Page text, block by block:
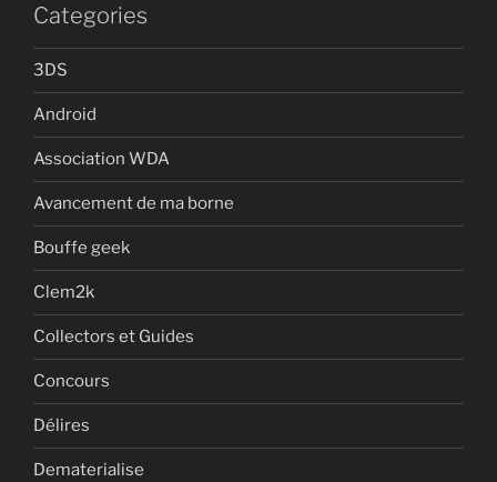
Categories
3DS
Android
Association WDA
Avancement de ma borne
Bouffe geek
Clem2k
Collectors et Guides
Concours
Délires
Dematerialise